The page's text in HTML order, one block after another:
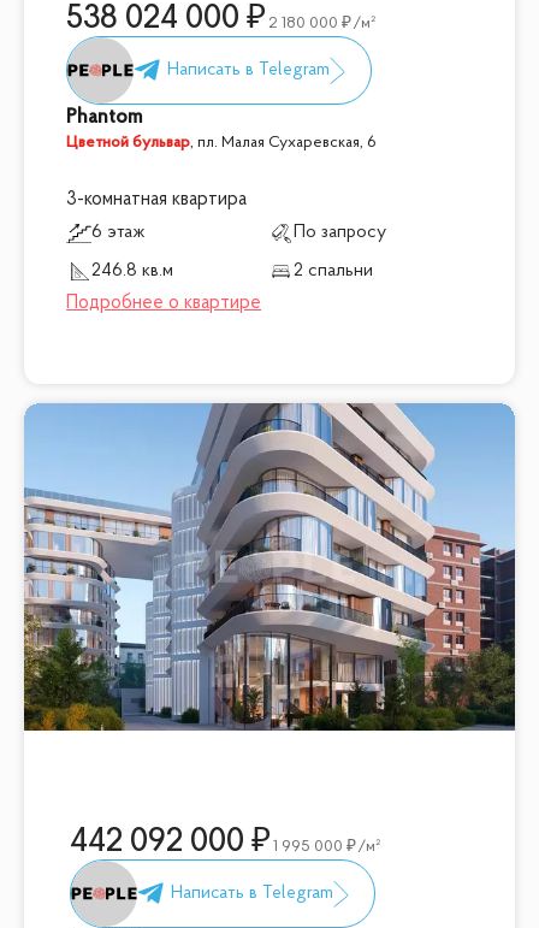
538 024 000 2 180 000 /м²
Phantom
Цветной бульвар,пл. Малая Сухаревская, 6
3-комнатная квартира
6 этаж
По запросу
246.8 кв.м
2 спальни
442 092 000 1 995 000 /м²